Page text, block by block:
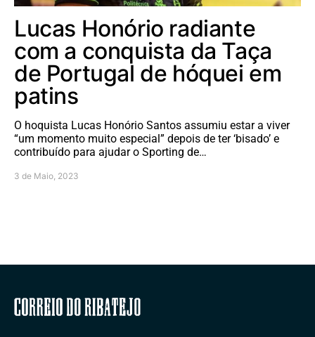
Lucas Honório radiante
com a conquista da Taça
de Portugal de hóquei em
patins
O hoquista Lucas Honório Santos assumiu estar a viver
“um momento muito especial” depois de ter ‘bisado’ e
contribuído para ajudar o Sporting de…
3 de Maio, 2023
Correio do Ribatejo